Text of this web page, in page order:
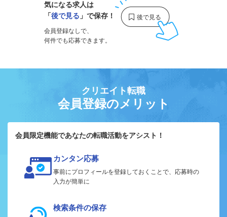
気になる求人は
「後で見る 」で保存！
会員登録なしで、
何件でも応募できます。
クリエイト転職
会員登録のメリット
会員限定機能であなたの転職活動をアシスト！
カンタン応募
事前にプロフィールを登録しておくことで、応募時の
入力が簡単に
検索条件の保存